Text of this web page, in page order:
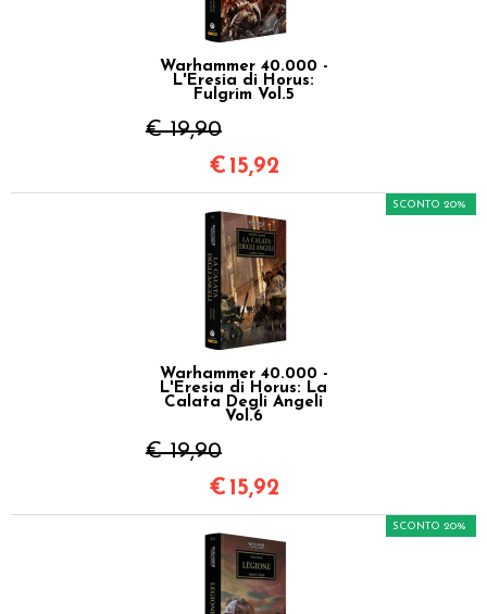
Warhammer 40.000 -
L'Eresia di Horus:
Fulgrim Vol.5
€ 19,90
€ 15,92
Warhammer 40.000 -
L'Eresia di Horus: La
Calata Degli Angeli
Vol.6
€ 19,90
SCONTO 20%
€ 15,92
SCONTO 20%